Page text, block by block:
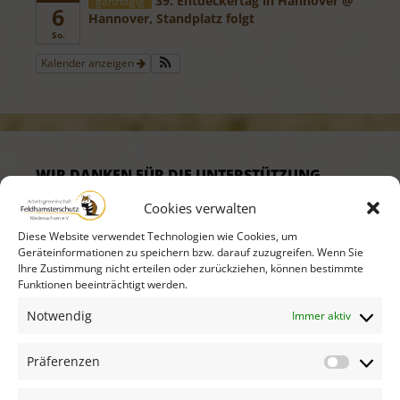
Cookies verwalten
Diese Website verwendet Technologien wie Cookies, um
Geräteinformationen zu speichern bzw. darauf zuzugreifen. Wenn Sie
Ihre Zustimmung nicht erteilen oder zurückziehen, können bestimmte
Funktionen beeinträchtigt werden.
Notwendig Immer aktiv
Präferenzen
6
So.
Hannover, Standplatz folgt
Kalender anzeigen
WIR DANKEN FÜR DIE UNTERSTÜTZUNG